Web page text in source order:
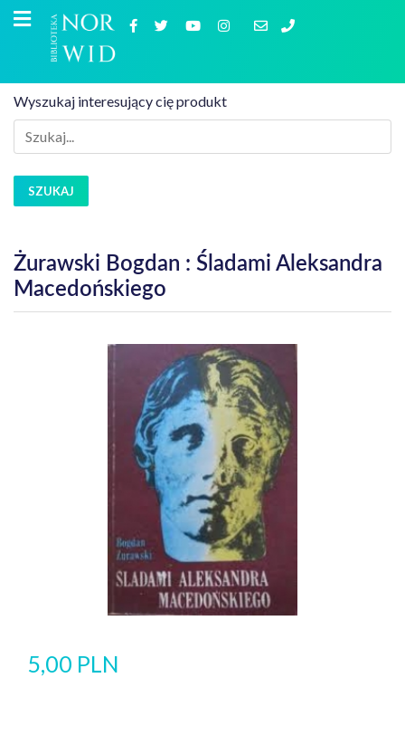
Wyszukaj interesujący cię produkt
SZUKAJ
Żurawski Bogdan : Śladami Aleksandra
Macedońskiego
5,00 PLN